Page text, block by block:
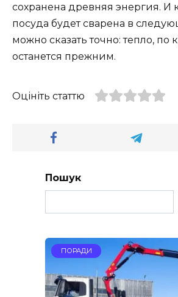
сохранена древняя энергия. И
посуда будет сварена в
можно сказать точно: тепло, по
останется прежним.
Оцініть статтю
Пошук
ПОРАДИ